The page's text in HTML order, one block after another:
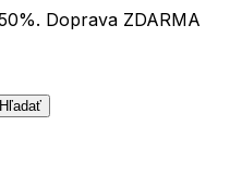
Doprava ZDARMA
Hľadať